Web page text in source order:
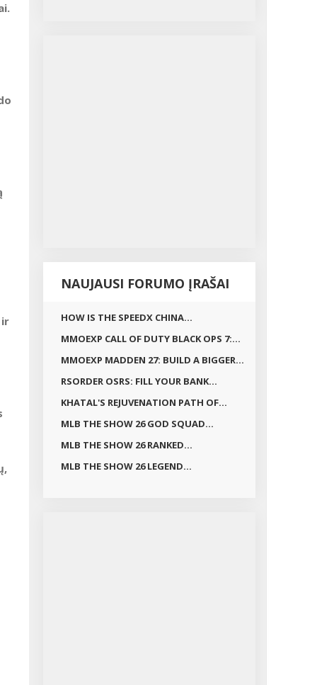
ir
NAUJAUSI FORUMO ĮRAŠAI
HOW IS THE SPEEDX CHINA...
MMOEXP CALL OF DUTY BLACK OPS 7:...
MMOEXP MADDEN 27: BUILD A BIGGER...
RSORDER OSRS: FILL YOUR BANK...
KHATAL'S REJUVENATION PATH OF...
MLB THE SHOW 26 GOD SQUAD...
MLB THE SHOW 26 RANKED...
MLB THE SHOW 26 LEGEND...